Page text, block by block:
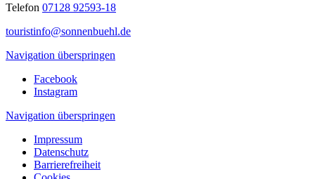
Telefon 07128 92593-18
touristinfo@sonnenbuehl.de
Navigation überspringen
Facebook
Instagram
Navigation überspringen
Impressum
Datenschutz
Barrierefreiheit